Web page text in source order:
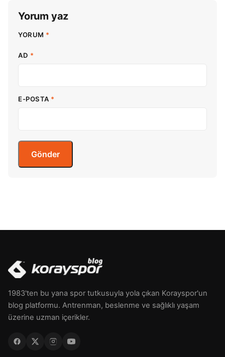
Yorum yaz
YORUM *
AD *
E-POSTA *
1983'ten bu yana spor tutkusuyla yola çıkan Korayspor'un
blog platformu. Antrenman, beslenme ve sağlıklı yaşam
üzerine uzman içerikler.